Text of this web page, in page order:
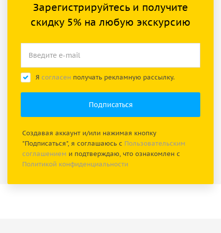
Зарегистрируйтесь и получите
скидку 5% на любую экскурсию
Я согласен получать рекламную рассылку.
Создавая аккаунт и/или нажимая кнопку
"Подписаться", я соглашаюсь с Пользовательским
соглашением и подтверждаю, что ознакомлен с
Политикой конфиденциальности